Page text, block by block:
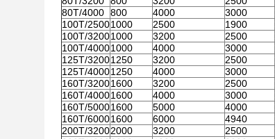
80T/4000 800 4000 3000
100T/25001000 2500 1900
100T/32001000 3200 2500
100T/40001000 4000 3000
125T/32001250 3200 2500
125T/40001250 4000 3000
160T/32001600 3200 2500
160T/40001600 4000 3000
160T/50001600 5000 4000
160T/60001600 6000 4940
200T/32002000 3200 2500